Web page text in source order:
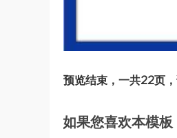
预览结束，一共22页
如果您喜欢本模板